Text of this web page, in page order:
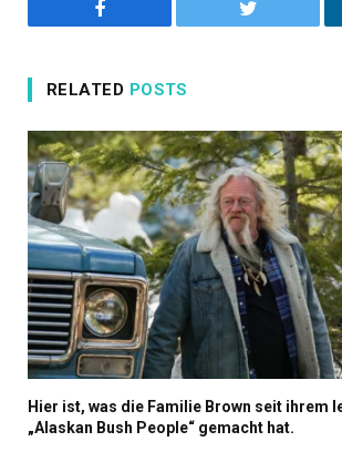
Facebook Twitter
RELATED POSTS
Hier ist, was die Familie Brown seit ihrem
„Alaskan Bush People“ gemacht hat.